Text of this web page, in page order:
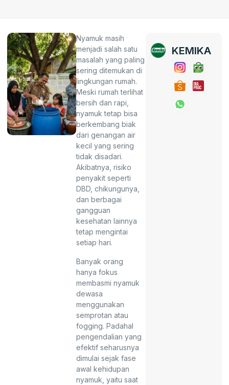
Nyamuk masih
menjadi salah satu
masalah yang paling
sering ditemukan di
lingkungan rumah.
Meski rumah terlihat
bersih dan rapi,
nyamuk tetap bisa
berkembang biak
dari genangan air
kecil yang sering
tidak disadari.
Akibatnya, risiko
penyakit seperti
DBD, chikungunya,
dan berbagai
gangguan
kesehatan lainnya
tetap mengintai
setiap hari.
Banyak orang
hanya fokus
membasmi nyamuk
dewasa
menggunakan
semprotan atau
fogging. Padahal
pengendalian yang
efektif seharusnya
dimulai sejak fase
awal kehidupan
nyamuk, yaitu saat
KEMIKA